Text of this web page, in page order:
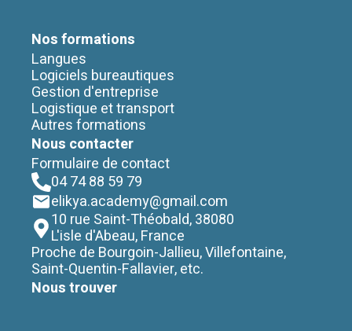
Nos formations
Langues
Logiciels bureautiques
Gestion d'entreprise
Logistique et transport
Autres formations
Nous contacter
Formulaire de contact
04 74 88 59 79
elikya.academy@gmail.com
10 rue Saint-Théobald,38080
L'isle d'Abeau, France
Proche de Bourgoin-Jallieu, Villefontaine,
Saint-Quentin-Fallavier, etc.
Nous trouver